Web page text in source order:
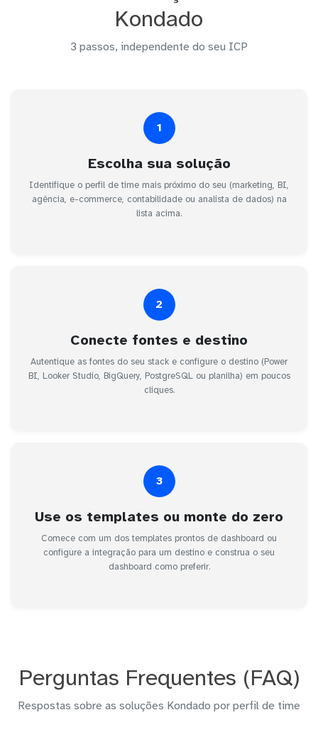
Kondado
3 passos, independente do seu ICP
1
Escolha sua solução
Identifique o perfil de time mais próximo do seu (marketing, BI,
agência, e-commerce, contabilidade ou analista de dados) na
lista acima.
2
Conecte fontes e destino
Autentique as fontes do seu stack e configure o destino (Power
BI, Looker Studio, BigQuery, PostgreSQL ou planilha) em poucos
cliques.
3
Use os templates ou monte do zero
Comece com um dos templates prontos de dashboard ou
configure a integração para um destino e construa o seu
dashboard como preferir.
Perguntas Frequentes (FAQ)
Respostas sobre as soluções Kondado por perfil de time